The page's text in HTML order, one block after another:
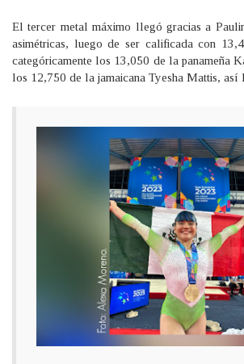
El tercer metal máximo llegó gracias a
asimétricas, luego de ser calificada con
categóricamente los 13,050 de la panameña
los 12,750 de la jamaicana Tyesha Mattis, así